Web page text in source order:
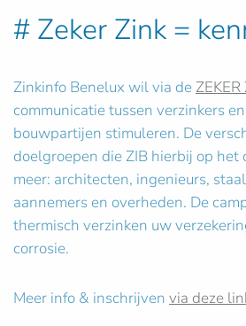
# Zeker Zink =
Zinkinfo Benelux wil via de
communicatie tussen verzinkers
bouwpartijen stimuleren. De
doelgroepen die ZIB hierbij op het
meer: architecten, ingenieurs,
aannemers en overheden. De
thermisch verzinken uw
corrosie.
Meer info & inschrijven via deze